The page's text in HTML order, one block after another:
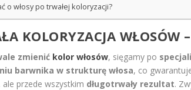
o włosy po trwałej koloryzacji?
KOLORYZACJA WŁOSÓW
zmienić kolor włosów, sięgamy po
barwnika w strukturę włosa, co
ale przede wszystkim długotrwały rezultat.